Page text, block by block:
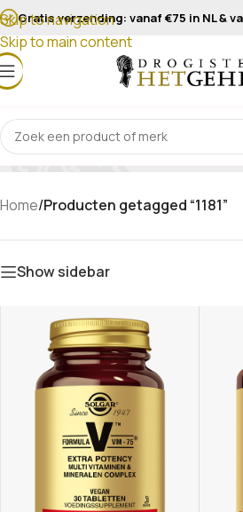
Skip to navigation
Skip to main content
Gratis verzending: vanaf €75 in NL &
1181
Home/Producten getagged “1181”
Show sidebar